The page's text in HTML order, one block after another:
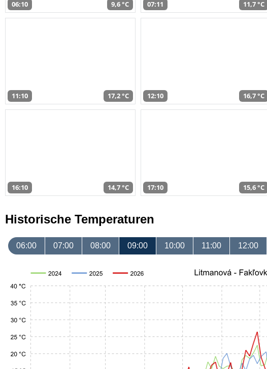
06:10 9,6 °C 07:11 11,7 °C
11:10 17,2 °C 12:10 16,7 °C
16:10 14,7 °C 17:10 15,6 °C
Historische Temperaturen
06:00 07:00 08:00 09:00 10:00 11:00 12:00